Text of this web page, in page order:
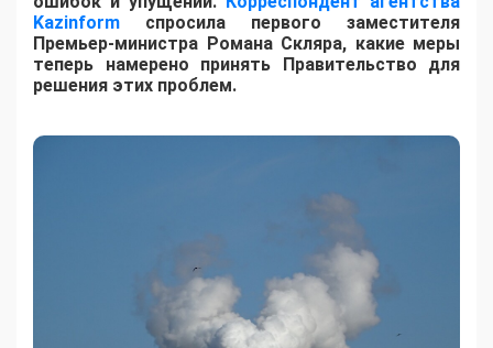
Kazinform спросила первого заместителя
Премьер-министра Романа Скляра, какие меры
теперь намерено принять Правительство для
решения этих проблем.